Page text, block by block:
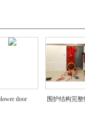
door 围护结构完整